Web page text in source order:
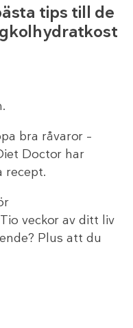
tips till de
bra råvaror –
Doctor har
recept.
veckor av ditt liv
Plus att du